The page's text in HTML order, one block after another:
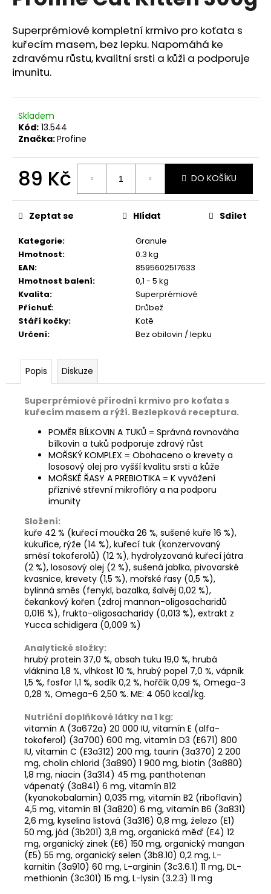
z
5
hvězdiček.
Superprémiové kompletní krmivo pro koťata s
kuřecím masem, bez lepku. Napomáhá ke
zdravému růstu, kvalitní srsti a kůži a podporuje
imunitu.
Skladem
Kód: 13.544
Značka:Profine
89 Kč
cena:
DO KOŠÍKU
Kategorie:
Granule
Hmotnost:
0.3 kg
EAN:
8595602517633
Hmotnost balení:
0,1 - 5 kg
Kvalita:
Superprémiové
Příchuť:
Drůbež
Stáří kočky:
Kotě
Určení: Bez obilovin / lepku
Zeptat se Hlídat Sdílet
Popis Diskuze
Superprémiové přírodní krmivo pro koťata s
kuřecím masem a rýží. Bezlepková receptura.
POMĚR BÍLKOVIN A TUKŮ = Správná rovnováha
bílkovin a tuků podporuje zdravý růst
MOŘSKÝ KOMPLEX = Obohaceno o krevety a
lososový olej pro vyšší kvalitu srsti a kůže
MOŘSKÉ ŘASY A PREBIOTIKA = K vyvážení
příznivé střevní mikroflóry a na podporu
imunity
Složení:
kuře 42 % (kuřecí moučka 26 %, sušené kuře 16 %),
kukuřice, rýže (14 %), kuřecí tuk (konzervovaný
směsí tokoferolů) (12 %), hydrolyzovaná kuřecí játra
(2 %), lososový olej (2 %), sušená jablka, pivovarské
kvasnice, krevety (1,5 %), mořské řasy (0,5 %),
bylinná směs (fenykl, bazalka, šalvěj 0,02 %),
čekankový kořen (zdroj mannan-oligosacharidů
0,016 %), frukto-oligosacharidy (0,013 %), extrakt z
Yucca schidigera (0,009 %)
Analytické složky:
hrubý protein 37,0 %, obsah tuku 19,0 %, hrubá
vláknina 1,8 %, vlhkost 10 %, hrubý popel 7,0 %, vápník
1,5 %, fosfor 1,1 %, sodík 0,2 %, hořčík 0,09 %, Omega-3
0,28 %, Omega-6 2,50 %. ME: 4 050 kcal/kg.
Nutriční doplňkové látky na 1 kg:
vitamín A (3a672a) 20 000 IU, vitamín E (alfa-
tokoferol) (3a700) 600 mg, vitamín D3 (E671) 800
IU, vitamin C (E3a312) 200 mg, taurin (3a370) 2 200
mg, cholin chlorid (3a890) 1 900 mg, biotin (3a880)
1,8 mg, niacin (3a314) 45 mg, panthotenan
vápenatý (3a841) 6 mg, vitamín B12
(kyanokobalamin) 0,035 mg, vitamín B2 (riboflavin)
4,5 mg, vitamín B1 (3a820) 6 mg, vitamín B6 (3a831)
2,6 mg, kyselina listová (3a316) 0,8 mg, železo (E1)
50 mg, jód (3b201) 3,8 mg, organická měď (E4) 12
mg, organický zinek (E6) 150 mg, organický mangan
(E5) 55 mg, organický selen (3b8.10) 0,2 mg, L-
karnitin (3a910) 60 mg, L-arginin (3c3.6.1) 11 mg, DL-
methionin (3c301) 15 mg, L-lysin (3.2.3) 11 mg
j
í
t
?
p
u
č
u
e
m
e
JOSERA
KIDS
900G
139